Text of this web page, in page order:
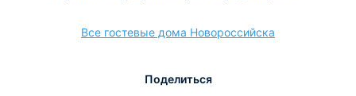
расчёт
Все гостевые дома Новороссийска
Поделиться